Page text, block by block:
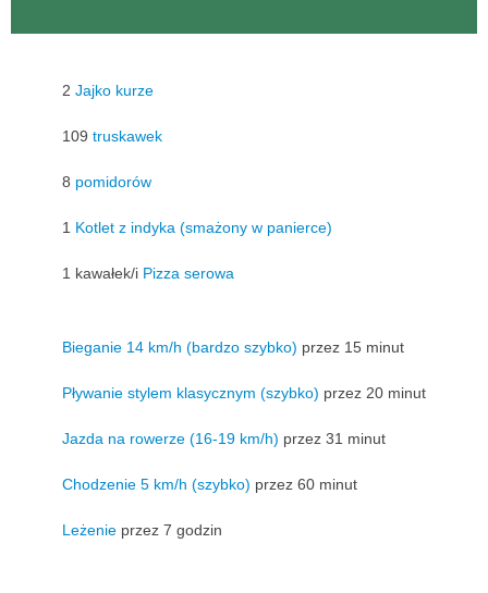
2 Jajko kurze
109 truskawek
8 pomidorów
1 Kotlet z indyka (smażony w panierce)
1 kawałek/i Pizza serowa
Bieganie 14 km/h (bardzo szybko) przez 15 minut
Pływanie stylem klasycznym (szybko) przez 20 minut
Jazda na rowerze (16-19 km/h) przez 31 minut
Chodzenie 5 km/h (szybko) przez 60 minut
Leżenie przez 7 godzin